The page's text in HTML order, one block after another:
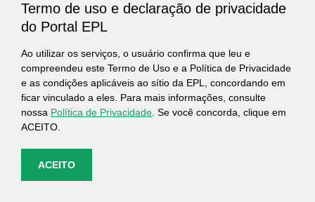
Termo de uso e declaração de privacidade
do Portal EPL
Ao utilizar os serviços, o usuário confirma que leu e
compreendeu este Termo de Uso e a Política de Privacidade
e as condições aplicáveis ao sítio da EPL, concordando em
ficar vinculado a eles. Para mais informações, consulte
nossa Política de Privacidade . Se você concorda, clique em
ACEITO.
ACEITO